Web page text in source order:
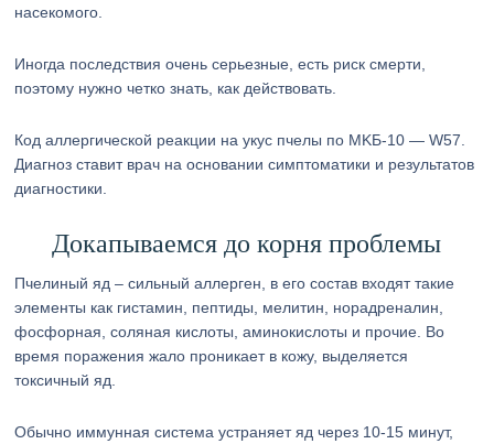
насекомого.
Иногда последствия очень серьезные, есть риск смерти,
поэтому нужно четко знать, как действовать.
Код аллергической реакции на укус пчелы по MKБ-10 — W57.
Диагноз ставит врач на основании симптоматики и результатов
диагностики.
Докапываемся до корня проблемы
Пчелиный яд – сильный аллерген, в его состав входят такие
элементы как гистамин, пептиды, мелитин, норадреналин,
фосфорная, соляная кислоты, аминокислоты и прочие. Во
время поражения жало проникает в кожу, выделяется
токсичный яд.
Обычно иммунная система устраняет яд через 10-15 минут,